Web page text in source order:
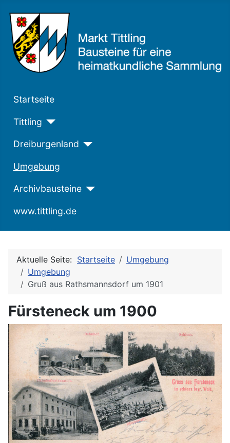
Startseite
Tittling
Dreiburgenland
Umgebung
Archivbausteine
www.tittling.de
Aktuelle Seite: Startseite
Umgebung
Umgebung
Gruß aus Rathsmannsdorf um 1901
Fürsteneck um 1900